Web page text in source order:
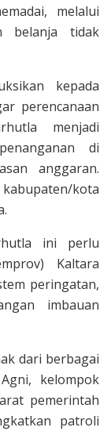
melalui
belanja tidak
kepada
perencanaan
menjadi
di
anggaran.
kota
ini perlu
Kaltara
peringatan,
imbauan
dari berbagai
kelompok
pemerintah
patroli